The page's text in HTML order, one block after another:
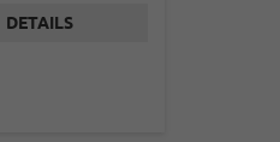
DETAILS